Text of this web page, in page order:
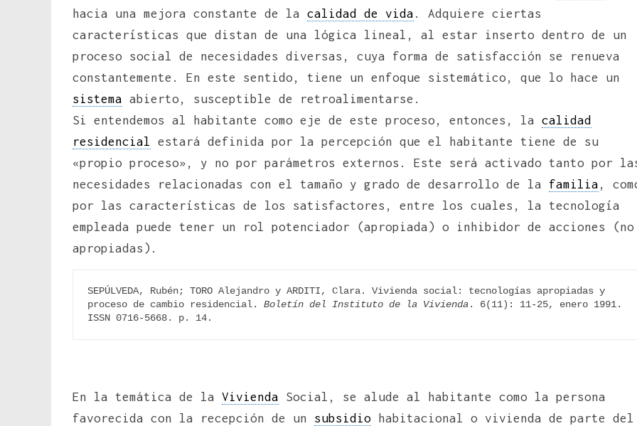
hacia una mejora constante de la calidad de vida . Adquiere ciertas
características que distan de una lógica lineal, al estar inserto dentro de un
proceso social de necesidades diversas, cuya forma de satisfacción se renueva
constantemente. En este sentido, tiene un enfoque sistemático, que lo hace un
sistema abierto, susceptible de retroalimentarse.
Si entendemos al habitante como eje de este proceso, entonces, la calidad
residencial estará definida por la percepción que el habitante tiene de su
«propio proceso», y no por parámetros externos. Este será activado tanto por
necesidades relacionadas con el tamaño y grado de desarrollo de la familia ,
por las características de los satisfactores, entre los cuales, la tecnología
empleada puede tener un rol potenciador (apropiada) o inhibidor de acciones (no
apropiadas).
SEPÚLVEDA, Rubén; TORO Alejandro y ARDITI, Clara. Vivienda social: tecnologías apropiadas y
proceso de cambio residencial. Boletín del Instituto de la Vivienda. 6(11): 11-25, enero 1991.
ISSN 0716-5668. p. 14.
En la temática de la Vivienda Social, se alude al habitante como la persona
favorecida con la recepción de un subsidio habitacional o vivienda de parte del